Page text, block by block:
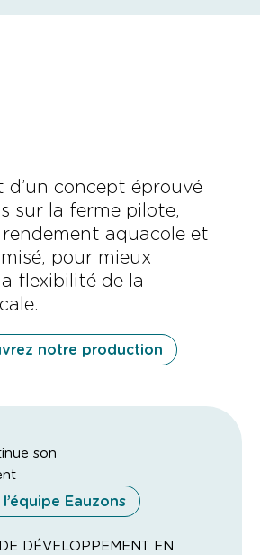
2 000 m²
totale exploitée
d’un concept éprouvé
sur la ferme pilote,
aquacole et
pour mieux
flexibilité de la
notre production
son
Eauzons
DÉVELOPPEMENT EN